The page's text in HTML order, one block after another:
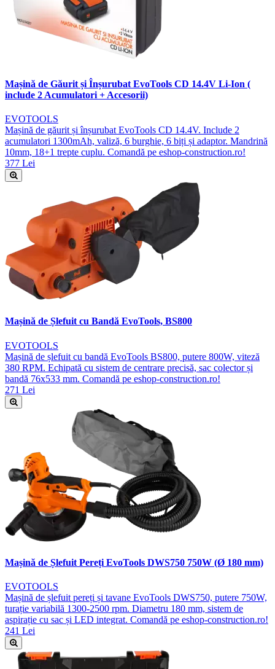
Mașină de Găurit și Înșurubat EvoTools CD 14.4V Li-Ion (
include 2 Acumulatori + Accesorii)
EVOTOOLS
Mașină de găurit și înșurubat EvoTools CD 14.4V. Include 2
acumulatori 1300mAh, valiză, 6 burghie, 6 biți și adaptor. Mandrină
10mm, 18+1 trepte cuplu. Comandă pe eshop-construction.ro!
377 Lei
Mașină de Șlefuit cu Bandă EvoTools, BS800
EVOTOOLS
Mașină de șlefuit cu bandă EvoTools BS800, putere 800W, viteză
380 RPM. Echipată cu sistem de centrare precisă, sac colector și
bandă 76x533 mm. Comandă pe eshop-construction.ro!
271 Lei
Mașină de Șlefuit Pereți EvoTools DWS750 750W (Ø 180 mm)
EVOTOOLS
Mașină de șlefuit pereți și tavane EvoTools DWS750, putere 750W,
turație variabilă 1300-2500 rpm. Diametru 180 mm, sistem de
aspirație cu sac și LED integrat. Comandă pe eshop-construction.ro!
241 Lei